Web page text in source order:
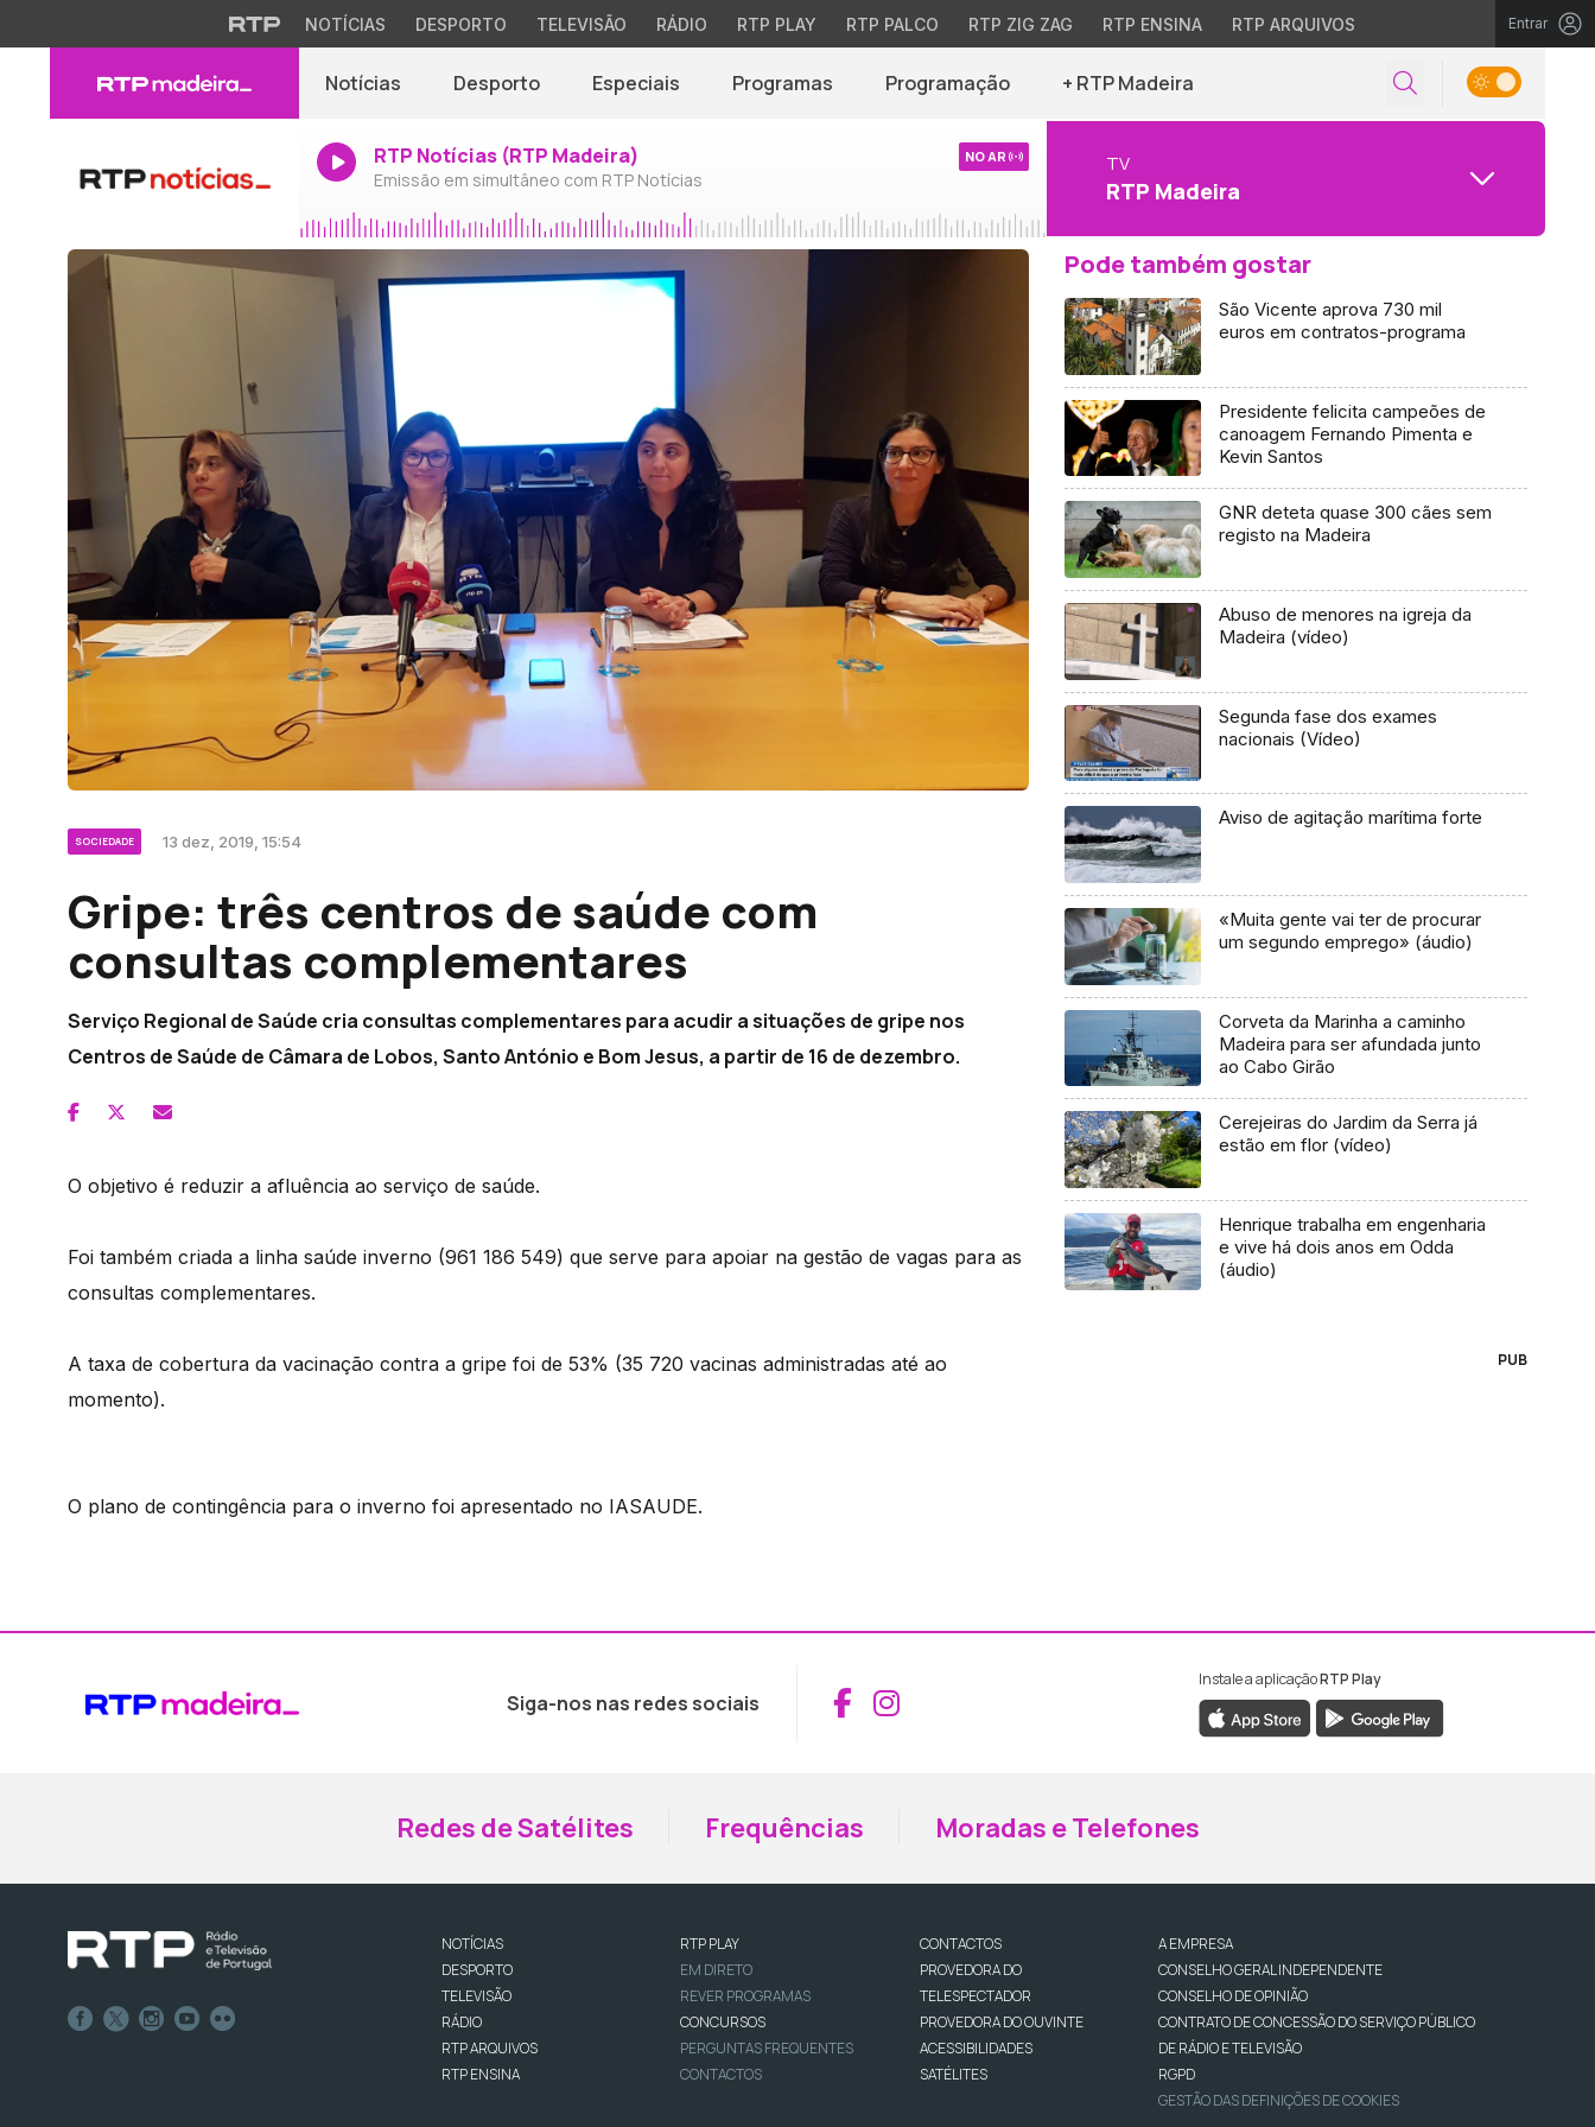
NOTÍCIAS DESPORTO TELEVISÃO RÁDIO RTP PLAY RTP PALCO RTP ZIG ZAG RTP ENSINA RTP ARQUIVOS Entrar
Notícias Desporto Especiais Programas Programação + RTP Madeira
RTP Notícias (RTP Madeira)
Emissão em simultâneo com RTP Notícias
NO AR TV
RTP Madeira
SOCIEDADE 13 dez, 2019, 15:54
Gripe: três centros de saúde com
consultas complementares
Serviço Regional de Saúde cria consultas complementares para acudir a situações de gripe nos
Centros de Saúde de Câmara de Lobos, Santo António e Bom Jesus, a partir de 16 de dezembro.
O objetivo é reduzir a afluência ao serviço de saúde.
Foi também criada a linha saúde inverno (961 186 549) que serve para apoiar na gestão de vagas para as
consultas complementares.
A taxa de cobertura da vacinação contra a gripe foi de 53% (35 720 vacinas administradas até ao
momento).
O plano de contingência para o inverno foi apresentado no IASAUDE.
Pode também gostar
São Vicente aprova 730 mil
euros em contratos-programa
Presidente felicita campeões de
canoagem Fernando Pimenta e
Kevin Santos
GNR deteta quase 300 cães sem
registo na Madeira
Abuso de menores na igreja da
Madeira (vídeo)
Segunda fase dos exames
nacionais (Vídeo)
Aviso de agitação marítima forte
«Muita gente vai ter de procurar
um segundo emprego» (áudio)
Corveta da Marinha a caminho
Madeira para ser afundada junto
ao Cabo Girão
Cerejeiras do Jardim da Serra já
estão em flor (vídeo)
Henrique trabalha em engenharia
e vive há dois anos em Odda
(áudio)
PUB
Siga-nos nas redes sociais Aceder ao Facebook da RTP Madeira
Aceder ao Instagram da RTP Madeira
Instale a aplicaçãoRTP Play
Redes de Satélites Frequências Moradas e Telefones
NOTÍCIAS
DESPORTO
TELEVISÃO
RÁDIO
RTP ARQUIVOS
RTP ENSINA
RTP PLAY
EM DIRETO
REVER PROGRAMAS
CONCURSOS
PERGUNTAS FREQUENTES
CONTACTOS
CONTACTOS
PROVEDORA DO
TELESPECTADOR
PROVEDORA DO OUVINTE
ACESSIBILIDADES
SATÉLITES
A EMPRESA
CONSELHO GERAL INDEPENDENTE
CONSELHO DE OPINIÃO
CONTRATO DE CONCESSÃO DO SERVIÇO PÚBLICO
DE RÁDIO E TELEVISÃO
RGPD
GESTÃO DAS DEFINIÇÕES DE COOKIES